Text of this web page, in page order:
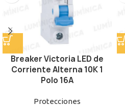
Breaker Victoria LED de
Corriente Alterna 10K 1
Polo 16A
Protecciones